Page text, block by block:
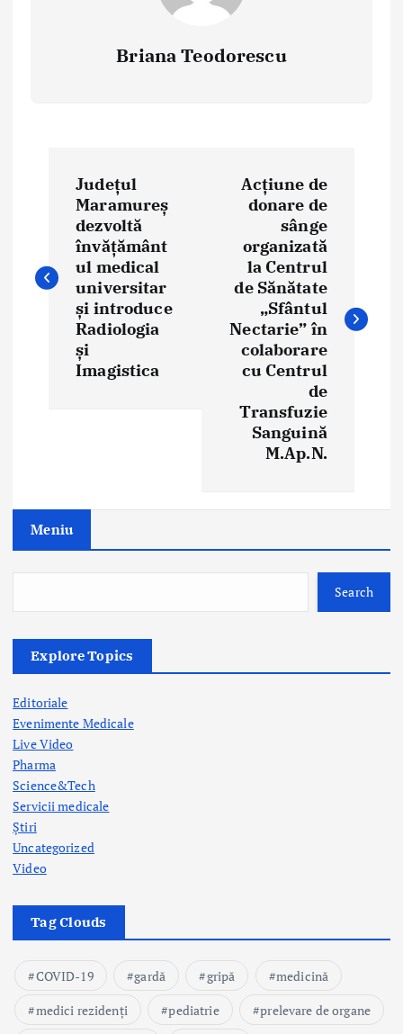
Briana Teodorescu
t
t
i
n
Județul
Maramureș
dezvoltă
învățământ
ul medical
universitar
și introduce
Radiologia
și
Imagistica
Acțiune de
donare de
sânge
organizată
la Centrul
de Sănătate
„Sfântul
Nectarie” în
colaborare
cu Centrul
de
Transfuzie
Sanguină
M.Ap.N.
Meniu
Search
Explore Topics
Editoriale
Evenimente Medicale
Live Video
Pharma
Science&Tech
Servicii medicale
Știri
Uncategorized
Video
Tag Clouds
COVID-19 gardă gripă
medicină
medici rezidenți
pediatrie
prelevare de organe